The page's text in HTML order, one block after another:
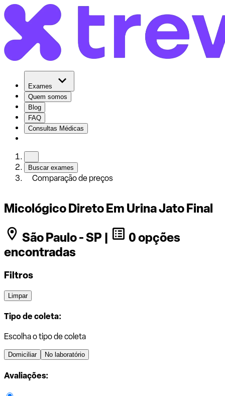
Exames
Quem somos
Blog
FAQ
Consultas Médicas
Buscar exames
Comparação de preços
Micológico Direto Em Urina Jato Final
São Paulo - SP |
0 opções
encontradas
Filtros
Limpar
Tipo de coleta:
Escolha o tipo de coleta
Domiciliar No laboratório
Avaliações: